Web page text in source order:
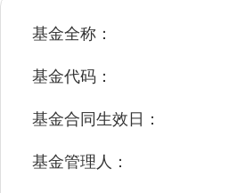
基金全称：
基金代码：
基金合同生效日：
基金管理人：